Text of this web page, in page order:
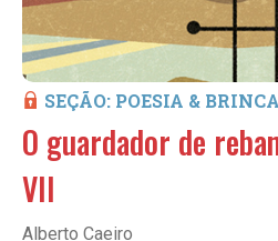
SEÇÃO: POESIA &
O guardador de
VII
Alberto Caeiro